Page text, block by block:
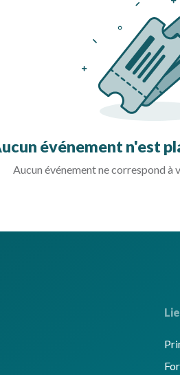
événement n'est
Aucun événement ne correspond à